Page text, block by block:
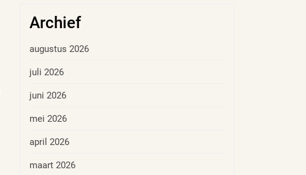
Archief
augustus 2026
juli 2026
juni 2026
mei 2026
april 2026
maart 2026